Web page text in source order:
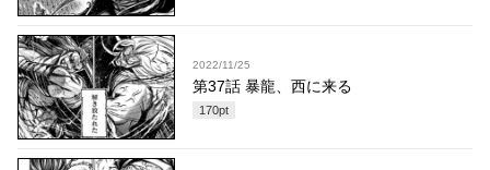
2022/11/25
第37話 暴龍、西に来る
170pt